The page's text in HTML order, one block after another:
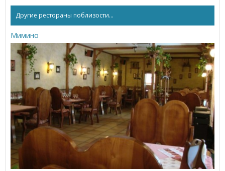
Другие рестораны поблизости...
Мимино